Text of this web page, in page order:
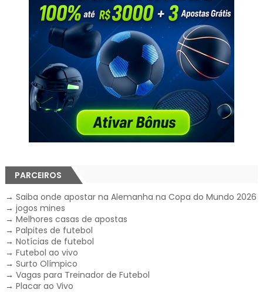
PARCEIROS
→ Saiba onde apostar na Alemanha na Copa do Mundo 2026
→ jogos mines
→ Melhores casas de apostas
→ Palpites de futebol
→ Notícias de futebol
→ Futebol ao vivo
→ Surto Olímpico
→ Vagas para Treinador de Futebol
→ Placar ao Vivo